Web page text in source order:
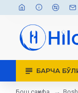
БАРЧА